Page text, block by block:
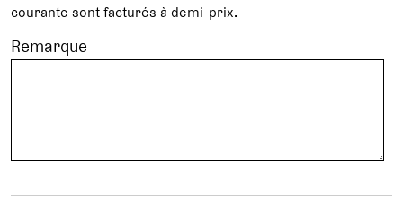
courante sont facturés à demi-prix.
Remarque